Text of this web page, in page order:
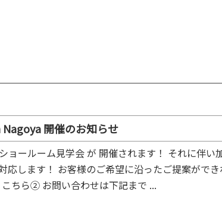
Nagoya 開催のお知らせ
ールーム見学会 が 開催されます！ それに伴い
応します！ お客様のご希望に沿ったご提案がで
ら② お問い合わせは下記まで ...